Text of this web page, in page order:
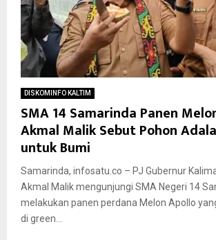
DISKOMINFO KALTIM
SMA 14 Samarinda Panen
Akmal Malik Sebut Pohon
untuk Bumi
Samarinda, infosatu.co – PJ Gubernur
Akmal Malik mengunjungi SMA Negeri 14
melakukan panen perdana Melon Apollo
di green...